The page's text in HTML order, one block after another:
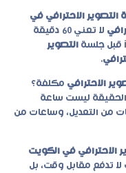
التصوير الاحترافي في
لا تعني 60 دقيقة
قبل جلسة التصوير
.
الاحترافي مكلفة؟
ليست ساعة
من التعديل، وساعات من
الاحترافي في الكويت
لا تدفع مقابل وقت، بل